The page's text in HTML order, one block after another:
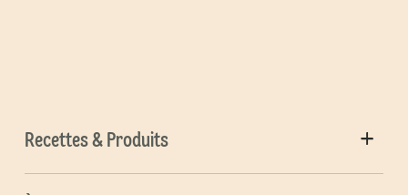
Recettes & Produits